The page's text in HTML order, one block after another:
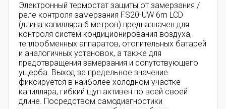
Электронный термостат защиты от замерзания /
реле контроля замерзания FS20-UW 6m LCD
(длина капилляра 6 метров) предназначен для
контроля систем кондиционирования воздуха,
теплообменных аппаратов, отопительных батарей
и аналогичных установок, а также для
предотвращения замерзания и сопутствующего
ущерба. Выход за предельное значение
фиксируется в наиболее холодном участке
капилляра, гибкий щуп активен по всей своей
длине. Посредством самодиагностики